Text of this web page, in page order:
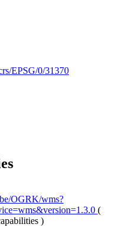
EPSG/0/31370
OGRK/wms?
(
)